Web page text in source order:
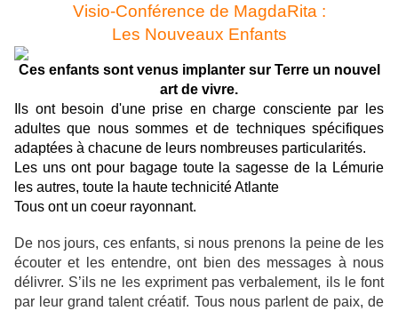
Visio-Conférence de MagdaRita :
Les Nouveaux Enfants
Ces enfants sont venus implanter sur Terre un nouvel
art de vivre.
Ils ont besoin d'une prise en charge consciente par les
adultes que nous sommes et de techniques spécifiques
adaptées à chacune de leurs nombreuses particularités.
Les uns ont pour bagage toute la sagesse de la Lémurie
les autres, toute la haute technicité Atlante
Tous ont un coeur rayonnant.
De nos jours, ces enfants, si nous prenons la peine de les
écouter et les entendre, ont bien des messages à nous
délivrer. S’ils ne les expriment pas verbalement, ils le font
par leur grand talent créatif. Tous nous parlent de paix, de